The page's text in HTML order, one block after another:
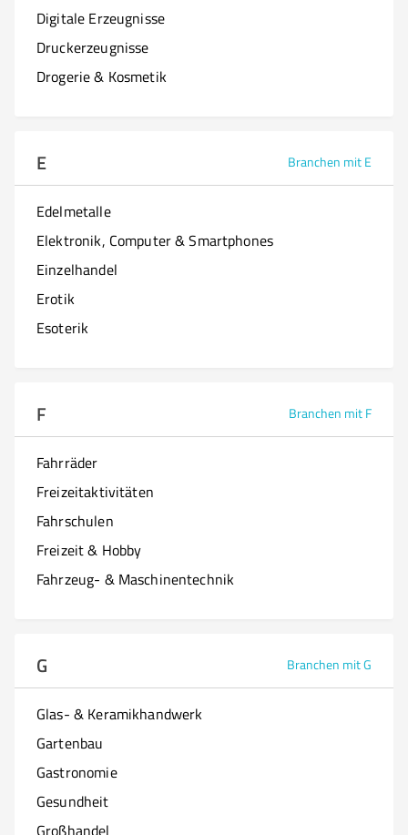
Digitale Erzeugnisse
Druckerzeugnisse
Drogerie & Kosmetik
E Branchen mit E
Edelmetalle
Elektronik, Computer & Smartphones
Einzelhandel
Erotik
Esoterik
F Branchen mit F
Fahrräder
Freizeitaktivitäten
Fahrschulen
Freizeit & Hobby
Fahrzeug- & Maschinentechnik
G Branchen mit G
Glas- & Keramikhandwerk
Gartenbau
Gastronomie
Gesundheit
Großhandel